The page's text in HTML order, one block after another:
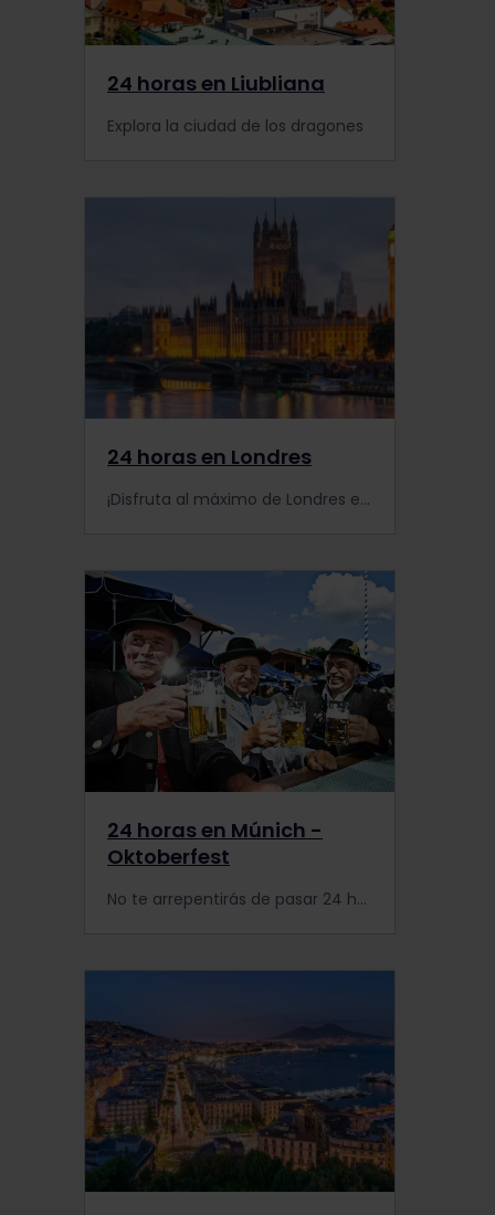
24 horas en Liubliana
Explora la ciudad de los dragones
24 horas en Londres
¡Disfruta al máximo de Londres en sólo un día!
24 horas en Múnich -
Oktoberfest
No te arrepentirás de pasar 24 horas en Múnich durante el Oktoberfest. Con baile, cerveza alemana y salchichas, ¡prepárate para pasarlo como nunca!